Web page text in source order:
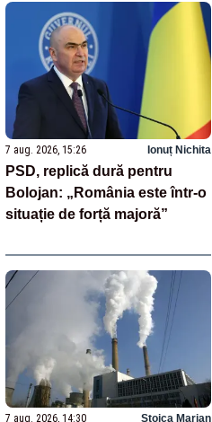
7 aug. 2026, 15:26 Ionuț Nichita
PSD, replică dură pentru
Bolojan: „România este într-o
situație de forță majoră”
7 aug. 2026, 14:30 Stoica Marian